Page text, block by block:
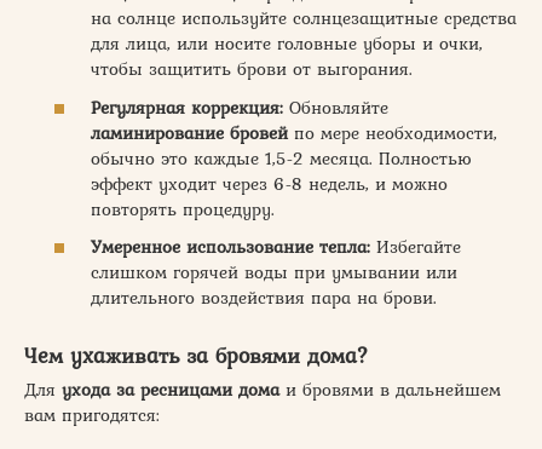
на солнце используйте солнцезащитные средства
для лица, или носите головные уборы и очки,
чтобы защитить брови от выгорания.
Регулярная коррекция: Обновляйте
ламинирование бровейпо мере необходимости,
обычно это каждые 1,5-2 месяца. Полностью
эффект уходит через 6-8 недель, и можно
повторять процедуру.
Умеренное использование тепла: Избегайте
слишком горячей воды при умывании или
длительного воздействия пара на брови.
Чем ухаживать за бровями дома?
Для ухода за ресницами домаи бровями в дальнейшем
вам пригодятся: